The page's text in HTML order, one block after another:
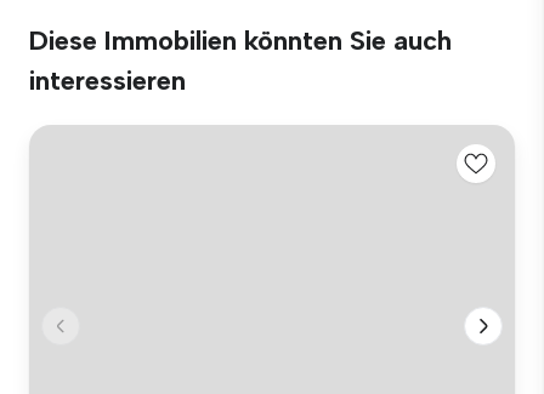
Diese Immobilien könnten Sie auch
interessieren